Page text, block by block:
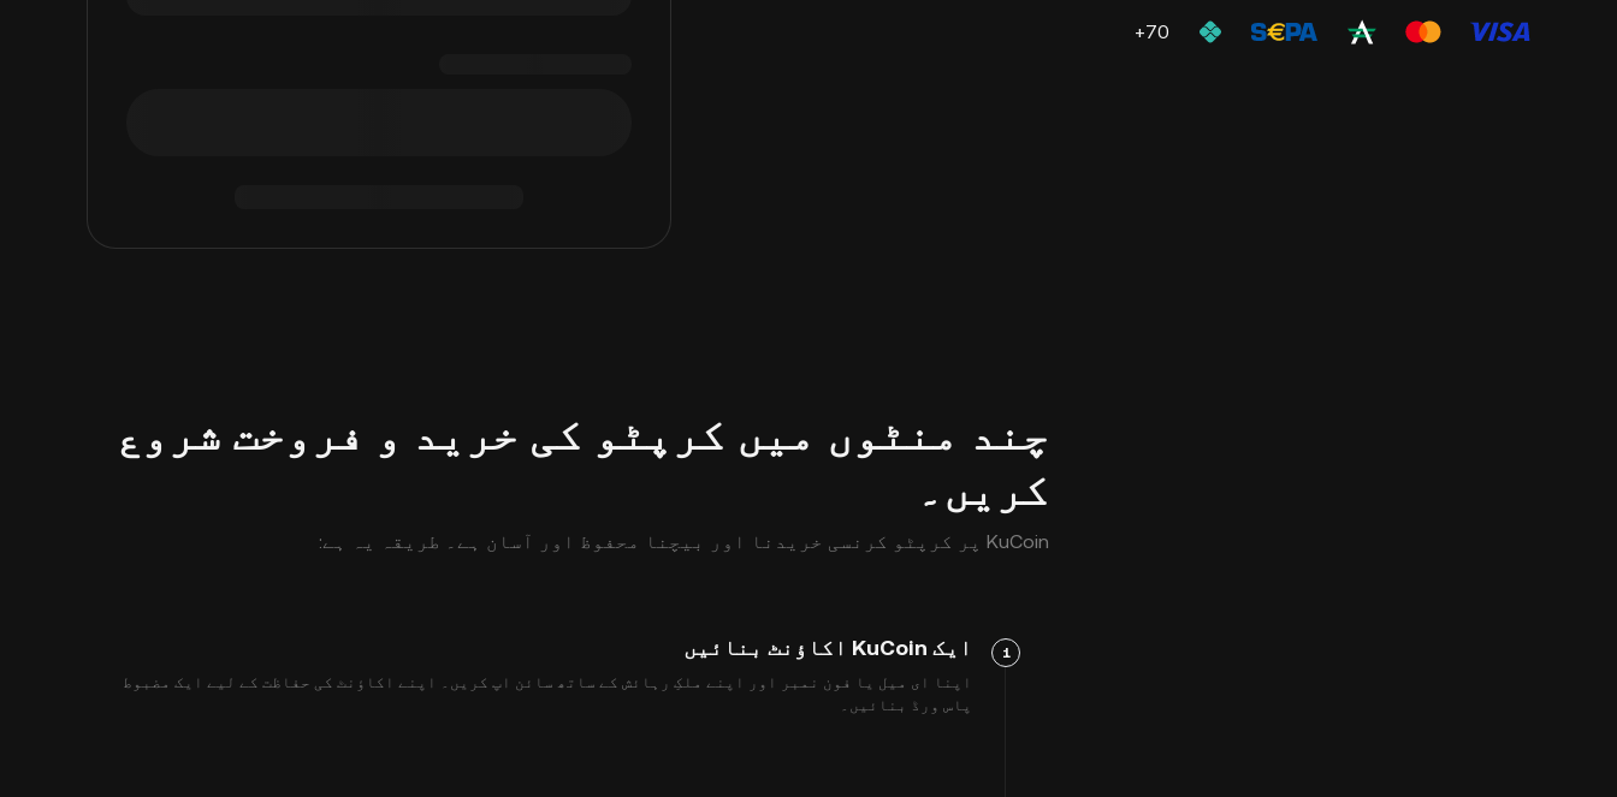
70+
چند منٹوں میں کرپٹو کی خرید و فروخت شروع
کریں۔
KuCoin پر کرپٹو کرنسی خریدنا اور بیچنا محفوظ اور آسان ہے۔ طریقہ یہ ہے:
1 ایک KuCoin اکاؤنٹ بنائیں
اپنا ای میل یا فون نمبر اور اپنے ملکِ رہائش کے ساتھ سائن اپ کریں۔ اپنے اکاؤنٹ کی حفاظت کے لیے ایک مضبوط
پاس ورڈ بنائیں۔